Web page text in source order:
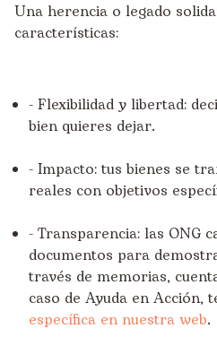
Una herencia o legado
características:
- Flexibilidad y libertad:
bien quieres dejar.
- Impacto: tus bienes se
reales con objetivos
- Transparencia: las ONG
documentos para
través de memorias,
caso de Ayuda en Acción,
específica en nuestra web.